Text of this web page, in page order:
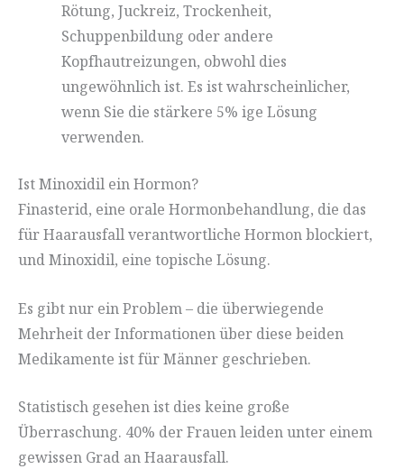
Rötung, Juckreiz, Trockenheit,
Schuppenbildung oder andere
Kopfhautreizungen, obwohl dies
ungewöhnlich ist. Es ist wahrscheinlicher,
wenn Sie die stärkere 5% ige Lösung
verwenden.
Ist Minoxidil ein Hormon?
Finasterid, eine orale Hormonbehandlung, die das
für Haarausfall verantwortliche Hormon blockiert,
und Minoxidil, eine topische Lösung.
Es gibt nur ein Problem – die überwiegende
Mehrheit der Informationen über diese beiden
Medikamente ist für Männer geschrieben.
Statistisch gesehen ist dies keine große
Überraschung. 40% der Frauen leiden unter einem
gewissen Grad an Haarausfall.